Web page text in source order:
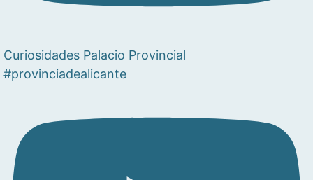
Curiosidades Palacio Provincial
#provinciadealicante